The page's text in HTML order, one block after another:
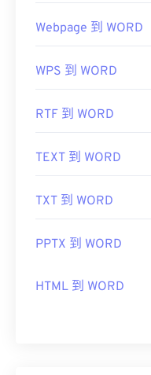
href="https://
target="_blank">NXT
Webpage 到 WORD
WPS 到 WORD
RTF 到 WORD
TEXT 到 WORD
TXT 到 WORD
PPTX 到 WORD
HTML 到 WORD